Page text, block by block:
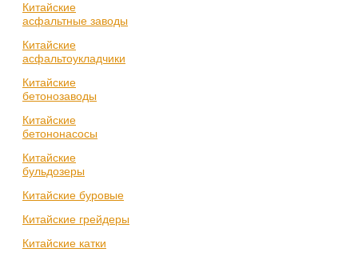
Китайские
асфальтные заводы
Китайские
асфальтоукладчики
Китайские
бетонозаводы
Китайские
бетононасосы
Китайские
бульдозеры
Китайские буровые
Китайские грейдеры
Китайские катки